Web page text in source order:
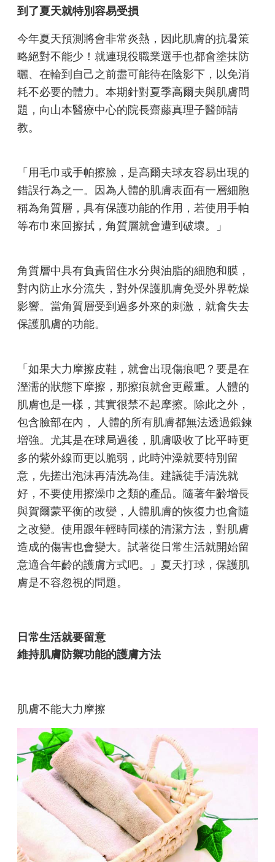
到了夏天就特別容易受損
今年夏天預測將會非常炎熱，因此肌膚的抗暑策
略絕對不能少！就連現役職業選手也都會塗抹防
曬、在輪到自己之前盡可能待在陰影下，以免消
耗不必要的體力。本期針對夏季高爾夫與肌膚問
題，向山本醫療中心的院長齋藤真理子醫師請
教。
「用毛巾或手帕擦臉，是高爾夫球友容易出現的
錯誤行為之一。因為人體的肌膚表面有一層細胞
稱為角質層，具有保護功能的作用，若使用手帕
等布巾來回擦拭，角質層就會遭到破壞。」
角質層中具有負責留住水分與油脂的細胞和膜，
對內防止水分流失，對外保護肌膚免受外界乾燥
影響。當角質層受到過多外來的刺激，就會失去
保護肌膚的功能。
「如果大力摩擦皮鞋，就會出現傷痕吧？要是在
溼濡的狀態下摩擦，那擦痕就會更嚴重。人體的
肌膚也是一樣，其實很禁不起摩擦。除此之外，
包含臉部在內， 人體的所有肌膚都無法透過鍛鍊
增強。尤其是在球局過後，肌膚吸收了比平時更
多的紫外線而更以脆弱，此時沖澡就要特別留
意，先搓出泡沫再清洗為佳。建議徒手清洗就
好，不要使用擦澡巾之類的產品。隨著年齡增長
與賀爾蒙平衡的改變，人體肌膚的恢復力也會隨
之改變。使用跟年輕時同樣的清潔方法，對肌膚
造成的傷害也會變大。試著從日常生活就開始留
意適合年齡的護膚方式吧。」夏天打球，保護肌
膚是不容忽視的問題。
日常生活就要留意
維持肌膚防禦功能的護膚方法
肌膚不能大力摩擦